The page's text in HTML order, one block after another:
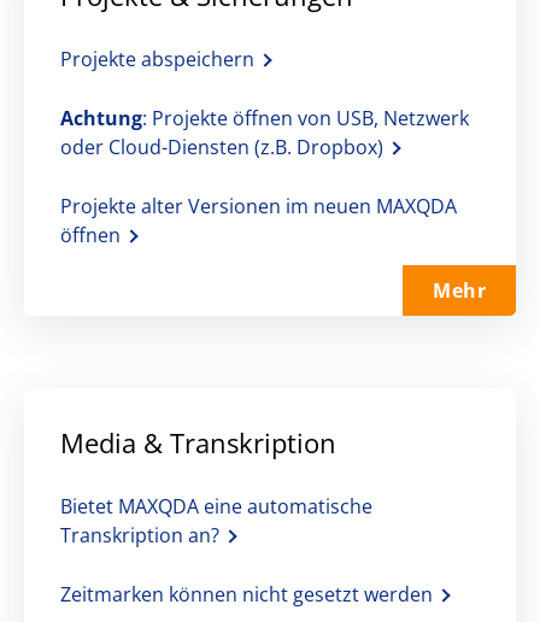
Projekte abspeichern
Achtung: Projekte öffnen von USB, Netzwerk
oder Cloud-Diensten (z.B. Dropbox)
Projekte alter Versionen im neuen MAXQDA
öffnen
Mehr
Media & Transkription
Bietet MAXQDA eine automatische
Transkription an?
Zeitmarken können nicht gesetzt werden